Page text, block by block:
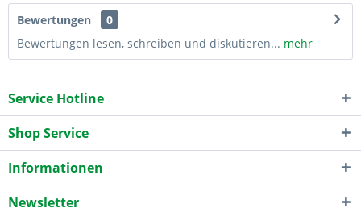
Bewertungen
0
Bewertungen lesen, schreiben und diskutieren... mehr
Service Hotline
Shop Service
Informationen
Newsletter